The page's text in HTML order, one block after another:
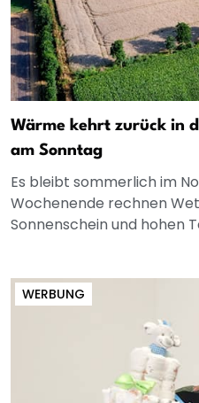
Wärme kehrt zurück in
am Sonntag
Es bleibt sommerlich im
Wochenende rechnen
Sonnenschein und hohen
WERBUNG